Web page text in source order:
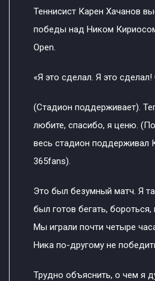
Теннисист Карен Хачанов
победы над Ником
Open.
«Я это сделал. Я это
(Стадион поддерживает).
любите, спасибо, я ценю.
весь стадион поддерживал
365fans).
Это был безумный матч. Я
был готов бегать, бороться,
Мы играли почти четыре
Ника по-другому не
Трудно объяснить, о чем я